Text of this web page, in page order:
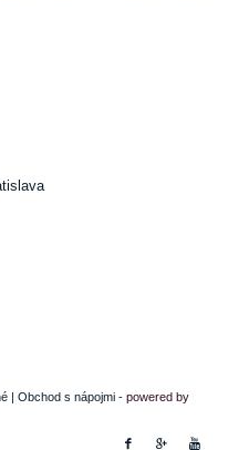
| Obchod s nápojmi - powered by